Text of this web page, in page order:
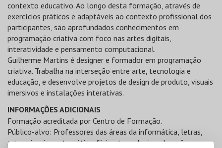
contexto educativo. Ao longo desta formação, através de
exercícios práticos e adaptáveis ao contexto profissional dos
participantes, são aprofundados conhecimentos em
programação criativa com foco nas artes digitais,
interatividade e pensamento computacional.
Guilherme Martins é designer e formador em programação
criativa. Trabalha na interseção entre arte, tecnologia e
educação, e desenvolve projetos de design de produto, visuais
imersivos e instalações interativas.
INFORMAÇÕES ADICIONAIS
Formação acreditada por Centro de Formação.
Público-alvo: Professores das áreas da informática, letras,
artes visuais, matemática, física, tecnologia, educação